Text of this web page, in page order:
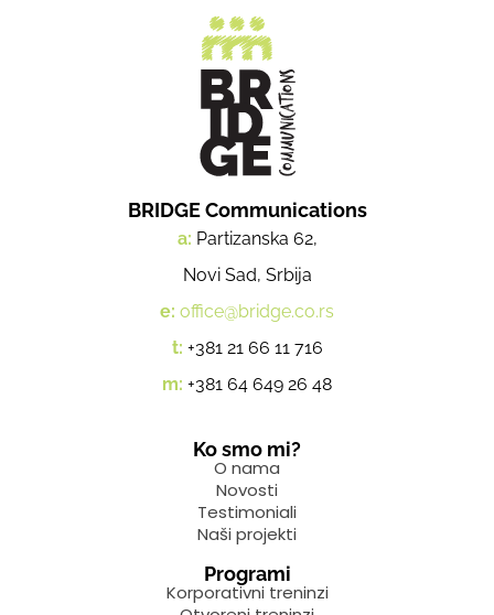
BRIDGE Communications
a: Partizanska 62,
Novi Sad, Srbija
e: office@bridge.co.rs
t: +381 21 66 11 716
m: +381 64 649 26 48
Ko smo mi?
O nama
Novosti
Testimoniali
Naši projekti
Programi
Korporativni treninzi